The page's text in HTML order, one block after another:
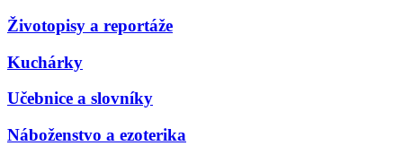
Životopisy a reportáže
Kuchárky
Učebnice a slovníky
Náboženstvo a ezoterika